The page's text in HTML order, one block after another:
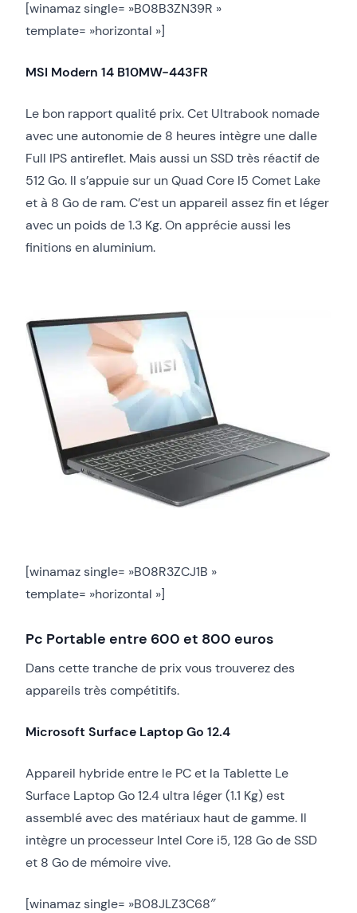
[winamaz single= »B08B3ZN39R »
template= »horizontal »]
MSI Modern 14 B10MW-443FR
Le bon rapport qualité prix. Cet Ultrabook nomade
avec une autonomie de 8 heures intègre une dalle
Full IPS antireflet. Mais aussi un SSD très réactif de
512 Go. Il s’appuie sur un Quad Core I5 Comet Lake
et à 8 Go de ram. C’est un appareil assez fin et léger
avec un poids de 1.3 Kg. On apprécie aussi les
finitions en aluminium.
[winamaz single= »B08R3ZCJ1B »
template= »horizontal »]
Pc Portable entre 600 et 800 euros
Dans cette tranche de prix vous trouverez des
appareils très compétitifs.
Microsoft Surface Laptop Go 12.4
Appareil hybride entre le PC et la Tablette Le
Surface Laptop Go 12.4 ultra léger (1.1 Kg) est
assemblé avec des matériaux haut de gamme. Il
intègre un processeur Intel Core i5, 128 Go de SSD
et 8 Go de mémoire vive.
[winamaz single= »B08JLZ3C68″